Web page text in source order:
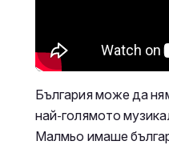
България може да
най-голямото
Малмьо имаше